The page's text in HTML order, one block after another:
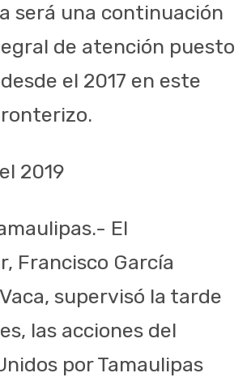
será una continuación
de atención puesto
el 2017 en este
2019
El
Francisco García
supervisó la tarde
las acciones del
por Tamaulipas